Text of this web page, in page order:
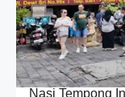
Nasi Tempong